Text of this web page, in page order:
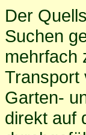
Der
Suchen
mehrfach
Transport
Garten-
direkt auf